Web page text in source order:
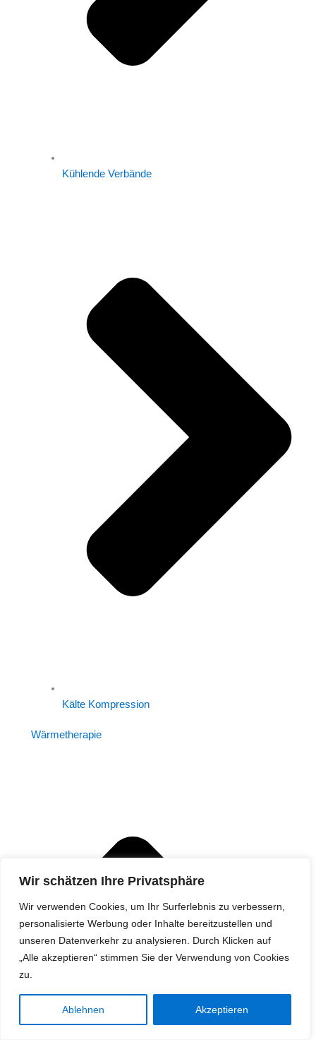
Wir schätzen Ihre Privatsphäre
Wir verwenden Cookies, um Ihr Surferlebnis zu verbessern,
personalisierte Werbung oder Inhalte bereitzustellen und
unseren Datenverkehr zu analysieren. Durch Klicken auf
„Alle akzeptieren“ stimmen Sie der Verwendung von Cookies
zu.
Ablehnen Akzeptieren
Kühlende Verbände
Kälte Kompression
Wärmetherapie